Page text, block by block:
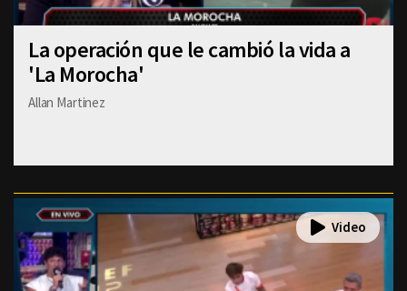
La operación que le cambió la vida a
'La Morocha'
Allan Martinez